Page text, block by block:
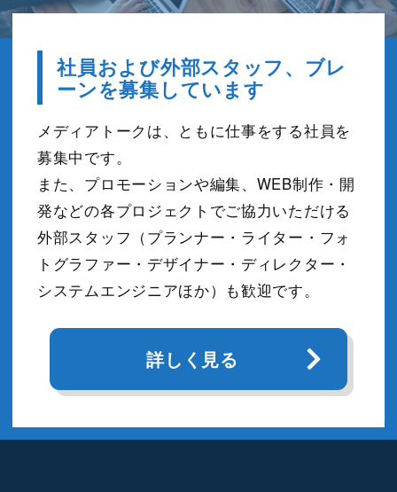
社員および外部スタッフ、ブレ
ーンを募集しています
メディアトークは、ともに仕事をする社員を
募集中です。
また、プロモーションや編集、WEB制作・開
発などの各プロジェクトでご協力いただける
外部スタッフ（プランナー・ライター・フォ
トグラファー・デザイナー・ディレクター・
システムエンジニアほか）も歓迎です。
詳しく見る